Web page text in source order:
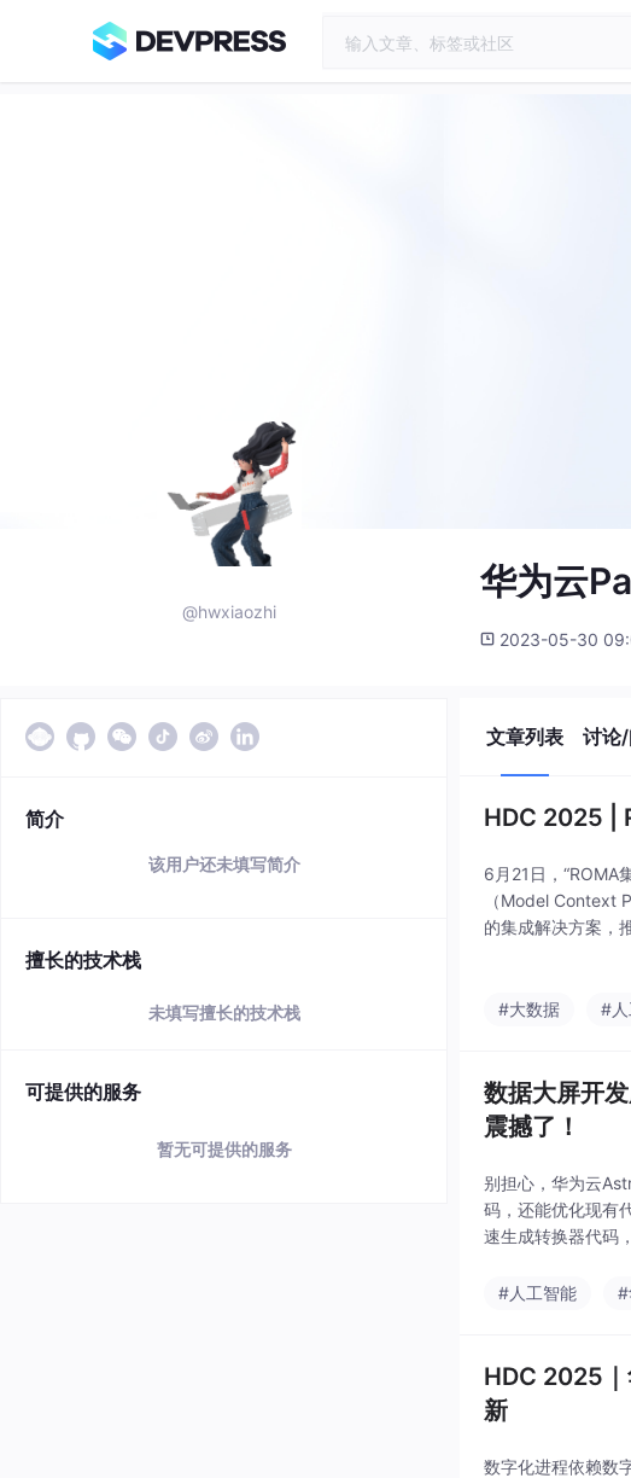
@hwxiaozhi
华为云
2023-05-30
简介
该用户还未填写简介
擅长的技术栈
未填写擅长的技术栈
可提供的服务
暂无可提供的服务
文章列表 讨论
HDC 2025 |
6月21日，“ROMA
（Model Context
的集成解决方案，
#大数据 #
数据大屏开
震撼了！
别担心，华为云
码，还能优化现有
速生成转换器代码
理、代码优化，还
#人工智能 #
HDC 2025
新
数字化进程依赖数